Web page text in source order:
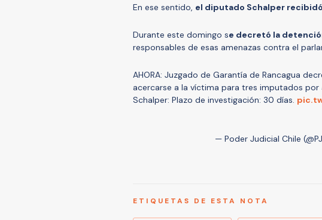
En ese sentido, el diputado Schalper
Durante este domingo se decretó la
responsables de esas amenazas contra el
AHORA: Juzgado de Garantía de Rancagua
acercarse a la víctima para tres imputados
Schalper: Plazo de investigación: 30 días.
— Poder Judicial Chile
ETIQUETAS DE ESTA NOTA